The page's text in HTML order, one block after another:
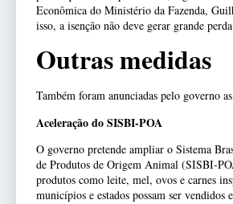
Econômica do Ministério da Fazenda,
isso, a isenção não deve gerar grande
Outras medidas
Também foram anunciadas pelo governo
Aceleração do SISBI-POA
O governo pretende ampliar o Sistema
de Produtos de Origem Animal (SISBI-
produtos como leite, mel, ovos e carnes
municípios e estados possam ser vendidos